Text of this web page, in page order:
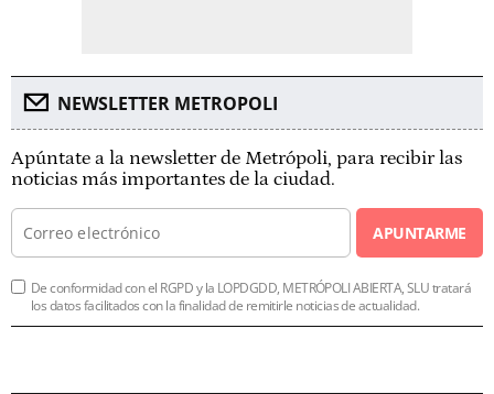
NEWSLETTER METROPOLI
Apúntate a la newsletter de Metrópoli, para recibir las
noticias más importantes de la ciudad.
APUNTARME
De conformidad con el RGPD y la LOPDGDD, METRÓPOLI ABIERTA, SLU tratará
los datos facilitados con la finalidad de remitirle noticias de actualidad.